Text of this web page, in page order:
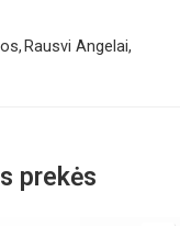
, Rausvi Angelai,
prekės